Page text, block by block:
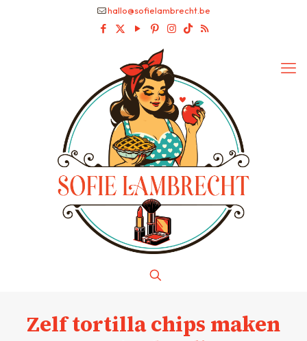
hallo@sofielambrecht.be
Zelf tortilla chips maken